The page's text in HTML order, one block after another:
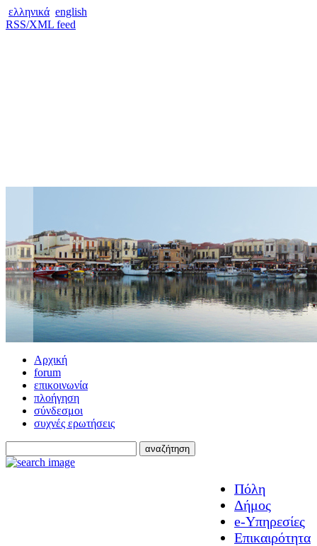
ελληνικά english
RSS/XML feed
Αρχική
forum
επικοινωνία
πλοήγηση
σύνδεσμοι
συχνές ερωτήσεις
Πόλη
Δήμος
e-Υπηρεσίες
Επικαιρότητα